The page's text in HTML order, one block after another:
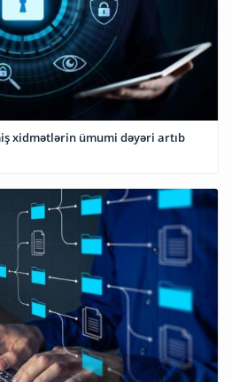
xidmətlərin ümumi dəyəri artıb